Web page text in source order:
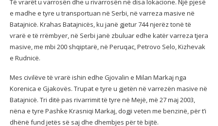
Të vrarët u varrosën dhe u rivarrosën në disa lokacione. Një pjesë
e madhe e tyre u transportuan në Serbi, në varreza masive në
Batajnicë. Krahas Batajnicës, ku janë gjetur 744 njerëz tonë të
vrarë e të rrëmbyer, në Serbi janë zbuluar edhe katër varreza tjera
masive, me mbi 200 shqiptarë, në Peruqac, Petrovo Selo, Kizhevak
e Rudnicë.
Mes civilëve të vrarë ishin edhe Gjovalin e Milan Markaj nga
Korenica e Gjakovës. Trupat e tyre u gjetën në varrezën masive në
Batajnicë. Tri ditë pas rivarrimit të tyre në Mejë, më 27 maj 2003,
nëna e tyre Pashke Krasniqi Markaj, dogji veten me benzinë, për t’i
dhënë fund jetës së saj dhe dhembjes për të bijtë.